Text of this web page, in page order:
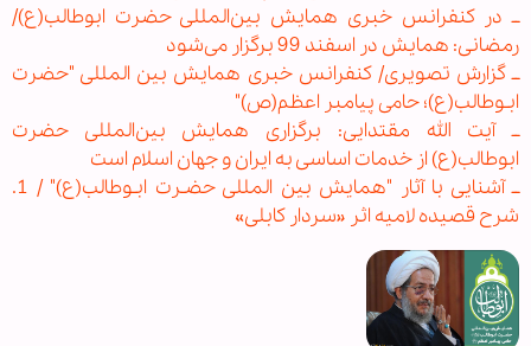
ــ در کنفرانس خبری همایش بین‌المللی حضرت ابوطالب(ع)/
رمضانی: همایش در اسفند 99 برگزار می‌شود
ــ گزارش تصویری/ کنفرانس خبری همایش بین المللی "حضرت
ابـوطالب(ع)؛ حامی پیامبر اعظم(ص)"
ــ آیت الله مقتدایی: برگزاری همایش بین‌المللی حضرت
ابوطالب(ع) از خدمات اساسی به ایران و جهان اسلام است
ــ آشنایی با آثار "همایش بین المللی حضـرت ابـوطالب(ع)" / 1.
شرح قصیده لامیه اثر «سردار کابلی»